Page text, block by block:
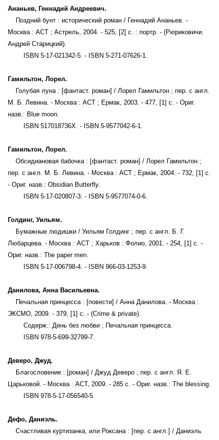
Ананьев, Геннадий Андреевич.
Поздний бунт : исторический роман / Геннадий Ананьев. -
Москва : АСТ ; Астрель, 2004. - 525, [2] с. : портр. - (Рюриковичи.
Андрей Старицкий).
ISBN 5-17-021342-5. - ISBN 5-271-07626-1.
Гамильтон, Лорел.
Голубая луна : [фантаст. роман] / Лорел Гамильтон ; пер. с англ.
М. Б. Левина. - Москва : АСТ ; Ермак, 2003. - 477, [1] с. - Ориг.
назв.: Blue moon.
ISBN 517018736X. - ISBN 5-9577042-6-1.
Гамильтон, Лорел.
Обсидиановая бабочка : [фантаст. роман] / Лорел Гамильтон ;
пер. с англ. М. Б. Левина. - Москва : АСТ ; Ермак, 2004. - 732, [1] с.
- Ориг. назв.: Obsidian Butterfly.
ISBN 5-17-020807-3. - ISBN 5-9577074-0-6.
Голдинг, Уильям.
Бумажные людишки / Уильям Голдинг ; пер. с англ. Б. Г.
Любарцева. - Москва : АСТ ; Харьков : Фолио, 2001. - 254, [1] с. -
Ориг. назв.: The paper men.
ISBN 5-17-006798-4. - ISBN 966-03-1253-9.
Данилова, Анна Васильевна.
Печальная принцесса : [повести] / Анна Данилова. - Москва :
ЭКСМО, 2009. - 379, [1] с. - (Crime & private).
Содерж.: День без любви ; Печальная принцесса.
ISBN 978-5-699-32799-7.
Деверо, Джуд.
Благословение : [роман] / Джуд Деверо ; пер. с англ. Я. Е.
Царьковой. - Москва : АСТ, 2009. - 285 с. - Ориг. назв.: The blessing.
ISBN 978-5-17-056540-5.
Дефо, Даниэль.
Счастливая куртизанка, или Роксана : [пер. с англ.] / Даниэль